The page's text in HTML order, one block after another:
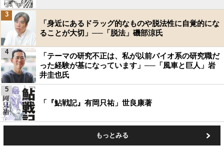
「身近にあるドラッグ的なものや脱法性に自覚的にな
ることが大切」──「脱法」磯部涼氏
3
「テーマの研究不正は、私が以前バイオ系の研究職だ
った経験が基になっています」──「風車と巨人」岩
井圭也氏
4
「『鮎戦記』有岡只祐」世良康著
5
もっとみる